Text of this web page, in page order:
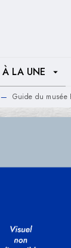
À LA UNE arrow_drop_down
— Guide du musée